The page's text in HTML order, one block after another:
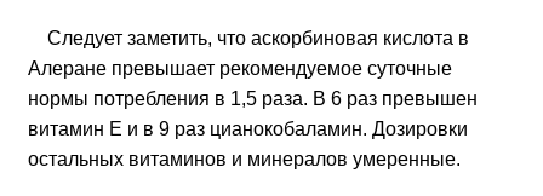
Следует заметить, что аскорбиновая кислота в
Алеране превышает рекомендуемое суточные
нормы потребления в 1,5 раза. В 6 раз превышен
витамин E и в 9 раз цианокобаламин. Дозировки
остальных витаминов и минералов умеренные.